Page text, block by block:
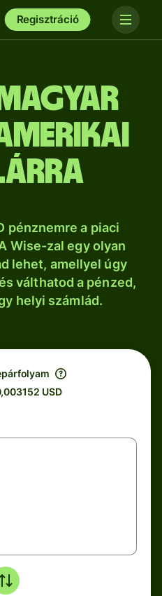
Regisztráció
pénznemre a piaci
Wise-zal egy olyan
lehet, amellyel úgy
válthatod a pénzed,
helyi számlád.
USD